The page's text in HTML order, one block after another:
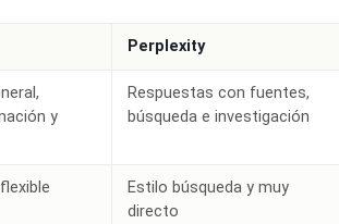
Perplexity
y
Respuestas con fuentes,
búsqueda e investigación
Estilo búsqueda y muy
directo